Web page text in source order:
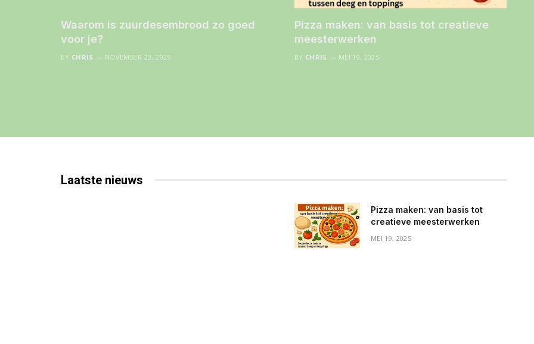
Waarom is zuurdesembrood zo goed
voor je?
BY CHRIS NOVEMBER 23, 2025
Pizza maken: van basis tot creatieve
meesterwerken
BY CHRIS MEI 19, 2025
Laatste nieuws
Pizza maken: van basis tot
creatieve meesterwerken
MEI 19, 2025